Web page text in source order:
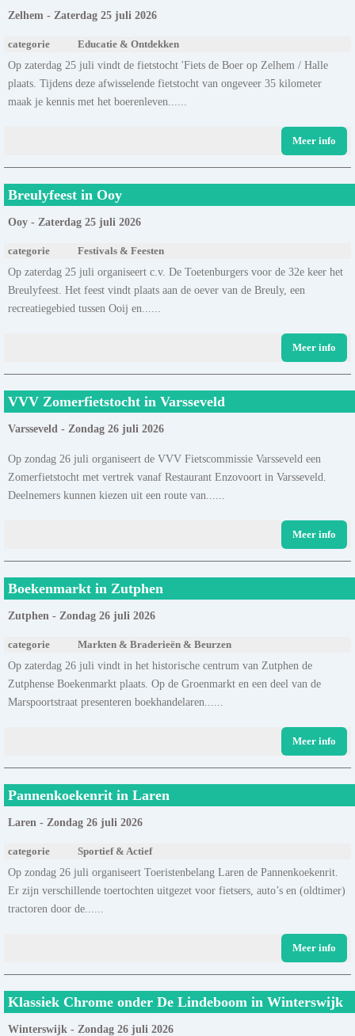
Zelhem - Zaterdag 25 juli 2026
categorie Educatie & Ontdekken
Op zaterdag 25 juli vindt de fietstocht 'Fiets de Boer op Zelhem / Halle
plaats. Tijdens deze afwisselende fietstocht van ongeveer 35 kilometer
maak je kennis met het boerenleven......
Meer info
Breulyfeest in Ooy
Ooy - Zaterdag 25 juli 2026
categorie Festivals & Feesten
Op zaterdag 25 juli organiseert c.v. De Toetenburgers voor de 32e keer het
Breulyfeest. Het feest vindt plaats aan de oever van de Breuly, een
recreatiegebied tussen Ooij en......
Meer info
VVV Zomerfietstocht in Varsseveld
Varsseveld - Zondag 26 juli 2026
Op zondag 26 juli organiseert de VVV Fietscommissie Varsseveld een
Zomerfietstocht met vertrek vanaf Restaurant Enzovoort in Varsseveld.
Deelnemers kunnen kiezen uit een route van......
Meer info
Boekenmarkt in Zutphen
Zutphen - Zondag 26 juli 2026
categorie Markten & Braderieën & Beurzen
Op zaterdag 26 juli vindt in het historische centrum van Zutphen de
Zutphense Boekenmarkt plaats. Op de Groenmarkt en een deel van de
Marspoortstraat presenteren boekhandelaren......
Meer info
Pannenkoekenrit in Laren
Laren - Zondag 26 juli 2026
categorie Sportief & Actief
Op zondag 26 juli organiseert Toeristenbelang Laren de Pannenkoekenrit.
Er zijn verschillende toertochten uitgezet voor fietsers, auto’s en (oldtimer)
tractoren door de......
Meer info
Klassiek Chrome onder De Lindeboom in Winterswijk
Winterswijk - Zondag 26 juli 2026